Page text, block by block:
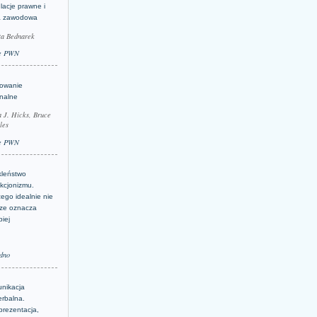
prawne i
zawodowa
Bednarek
PWN
J. Hicks, Bruce
PWN
idealnie nie
oznacza